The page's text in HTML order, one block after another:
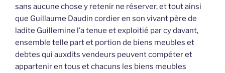
sans aucune chose y retenir ne réserver, et tout ainsi
que Guillaume Daudin cordier en son vivant père de
ladite Guillemine l’a tenue et exploitié par cy davant,
ensemble telle part et portion de biens meubles et
debtes qui auxdits vendeurs peuvent compéter et
appartenir en tous et chacuns les biens meubles